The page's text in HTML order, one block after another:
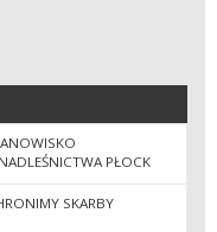
PŁOCK
SKARBY